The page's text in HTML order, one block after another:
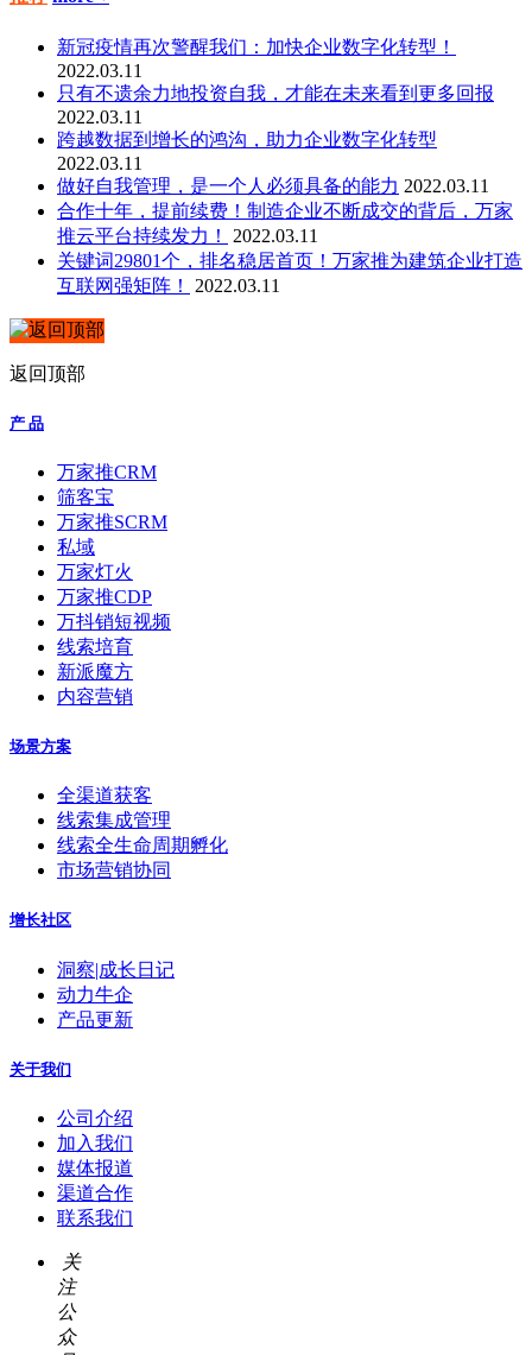
新冠疫情再次警醒我们：加快企业数字化转型！
2022.03.11
只有不遗余力地投资自我，才能在未来看到更多回报
2022.03.11
跨越数据到增长的鸿沟，助力企业数字化转型
2022.03.11
做好自我管理，是一个人必须具备的能力 2022.03.11
合作十年，提前续费！制造企业不断成交的背后，万家
推云平台持续发力！
2022.03.11
关键词29801个，排名稳居首页！万家推为建筑企业打造
互联网强矩阵！
2022.03.11
返回顶部
产 品
万家推CRM
筛客宝
万家推SCRM
私域
万家灯火
万家推CDP
万抖销短视频
线索培育
新派魔方
内容营销
场景方案
全渠道获客
线索集成管理
线索全生命周期孵化
市场营销协同
增长社区
洞察|成长日记
动力牛企
产品更新
关于我们
公司介绍
加入我们
媒体报道
渠道合作
联系我们
关
注
公
众